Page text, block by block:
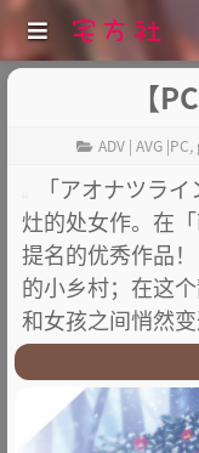
【
ADV | AVG |PC,
「アオナツラ
灶的处女作。在
提名的优秀作品
的小乡村；在这
和女孩之间悄然
故事简介
.其他